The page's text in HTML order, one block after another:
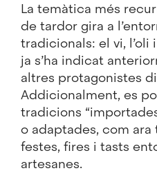
La temàtica més
de tardor gira a
tradicionals: el vi,
ja s’ha indicat
altres protagonistes
Addicionalment, es
tradicions
o adaptades, com
festes, fires i tasts
artesanes.